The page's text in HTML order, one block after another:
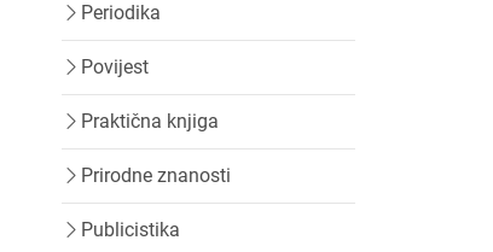
Periodika
Povijest
Praktična knjiga
Prirodne znanosti
Publicistika